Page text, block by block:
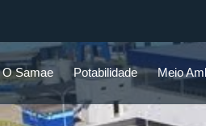
O Samae Potabilidade Meio